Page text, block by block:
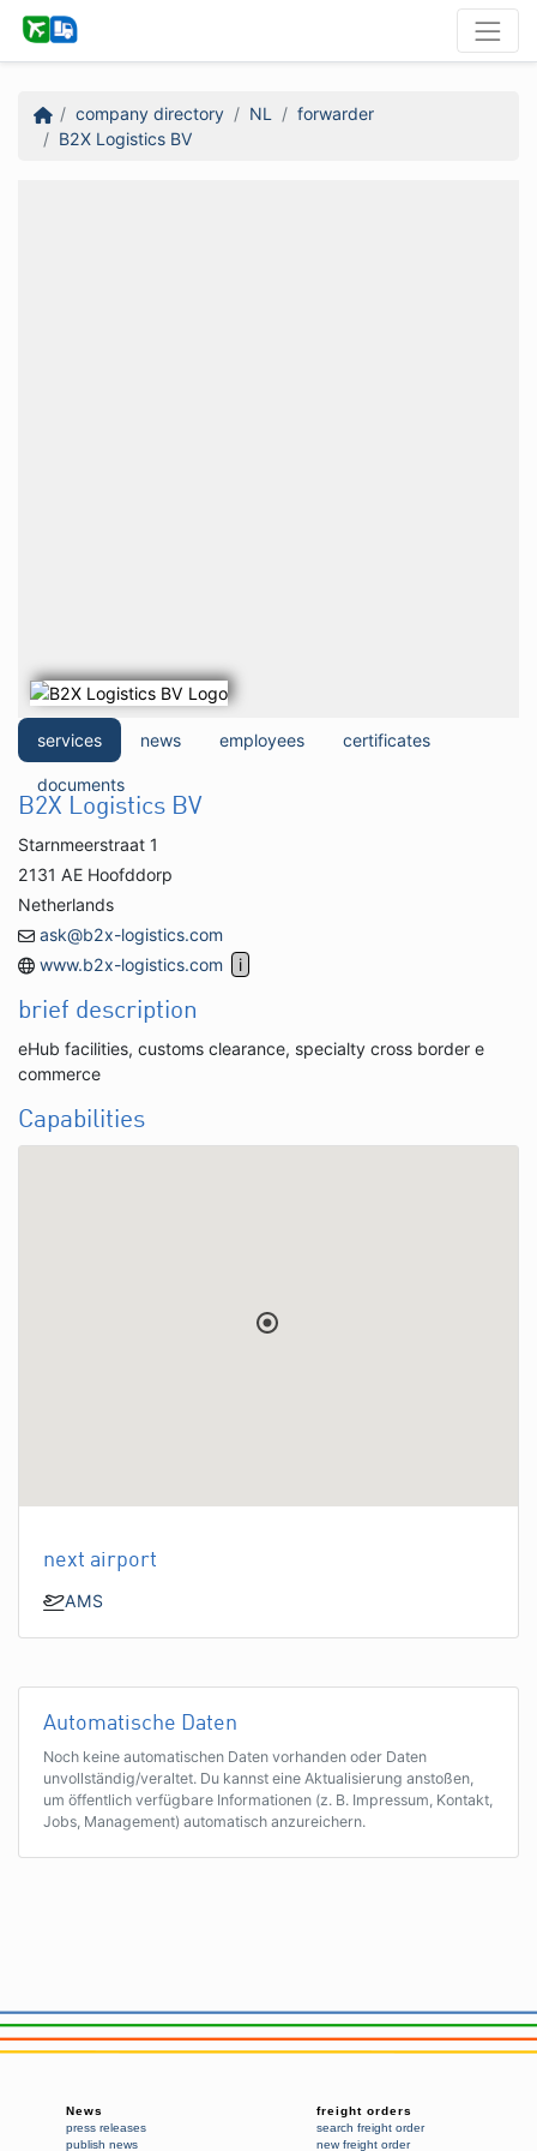
company directory NL
forwarder
B2X Logistics BV
services news employees certificates
documents
B2X Logistics BV
Starnmeerstraat 1
2131 AE Hoofddorp
Netherlands
ask@b2x-logistics.com
www.b2x-logistics.com
brief description
eHub facilities, customs clearance, specialty cross border e
commerce
Capabilities
next airport
AMS
Automatische Daten
Noch keine automatischen Daten vorhanden oder Daten
unvollständig/veraltet. Du kannst eine Aktualisierung anstoßen,
um öffentlich verfügbare Informationen (z. B. Impressum, Kontakt,
Jobs, Management) automatisch anzureichern.
News
press releases
publish news
freight orders
search freight order
new freight order